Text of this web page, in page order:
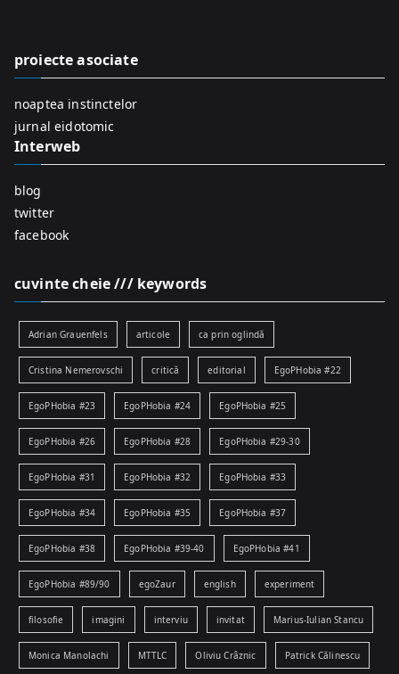
o
proiecte asociate
noaptea instinctelor
jurnal eidotomic
Interweb
blog
twitter
facebook
cuvinte cheie /// keywords
Adrian Grauenfels articole ca prin oglindă
Cristina Nemerovschi critică editorial EgoPHobia #22
EgoPHobia #23 EgoPHobia #24 EgoPHobia #25
EgoPHobia #26 EgoPHobia #28 EgoPHobia #29-30
EgoPHobia #31 EgoPHobia #32 EgoPHobia #33
EgoPHobia #34 EgoPHobia #35 EgoPHobia #37
EgoPHobia #38 EgoPHobia #39-40 EgoPHobia #41
EgoPHobia #89/90 egoZaur english experiment
filosofie imagini interviu invitat Marius-Iulian Stancu
Monica Manolachi MTTLC Oliviu Crâznic Patrick Călinescu